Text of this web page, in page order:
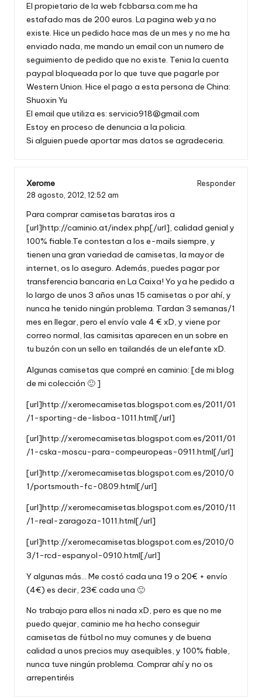
El propietario de la web fcbbarsa.com me ha
estafado mas de 200 euros. La pagina web ya no
existe. Hice un pedido hace mas de un mes y no me ha
enviado nada, me mando un email con un numero de
seguimiento de pedido que no existe. Tenia la cuenta
paypal bloqueada por lo que tuve que pagarle por
Western Union. Hice el pago a esta persona de China:
Shuoxin Yu
El email que utiliza es: servicio918@gmail.com
Estoy en proceso de denuncia a la policia.
Si alguien puede aportar mas datos se agradeceria.
Xerome
Responder
28 agosto, 2012, 12:52 am
Para comprar camisetas baratas iros a
[url]http://caminio.at/index.php[/url], calidad genial y
100% fiable.Te contestan a los e-mails siempre, y
tienen una gran variedad de camisetas, la mayor de
internet, os lo aseguro. Además, puedes pagar por
transferencia bancaria en La Caixa! Yo ya he pedido a
lo largo de unos 3 años unas 15 camisetas o por ahí, y
nunca he tenido ningún problema. Tardan 3 semanas/1
mes en llegar, pero el envío vale 4 € xD, y viene por
correo normal, las camisitas aparecen en un sobre en
tu buzón con un sello en tailandés de un elefante xD.
Algunas camisetas que compré en caminio: [de mi blog
de mi colección 🙂 ]
[url]http://xeromecamisetas.blogspot.com.es/2011/01
/1-sporting-de-lisboa-1011.html[/url]
[url]http://xeromecamisetas.blogspot.com.es/2011/01
/1-cska-moscu-para-compeuropeas-0911.html[/url]
[url]http://xeromecamisetas.blogspot.com.es/2010/0
1/portsmouth-fc-0809.html[/url]
[url]http://xeromecamisetas.blogspot.com.es/2010/11
/1-real-zaragoza-1011.html[/url]
[url]http://xeromecamisetas.blogspot.com.es/2010/0
3/1-rcd-espanyol-0910.html[/url]
Y algunas más… Me costó cada una 19 o 20€ + envío
(4€) es decir, 23€ cada una 🙂
No trabajo para ellos ni nada xD, pero es que no me
puedo quejar, caminio me ha hecho conseguir
camisetas de fútbol no muy comunes y de buena
calidad a unos precios muy asequibles, y 100% fiable,
nunca tuve ningún problema. Comprar ahí y no os
arrepentiréis